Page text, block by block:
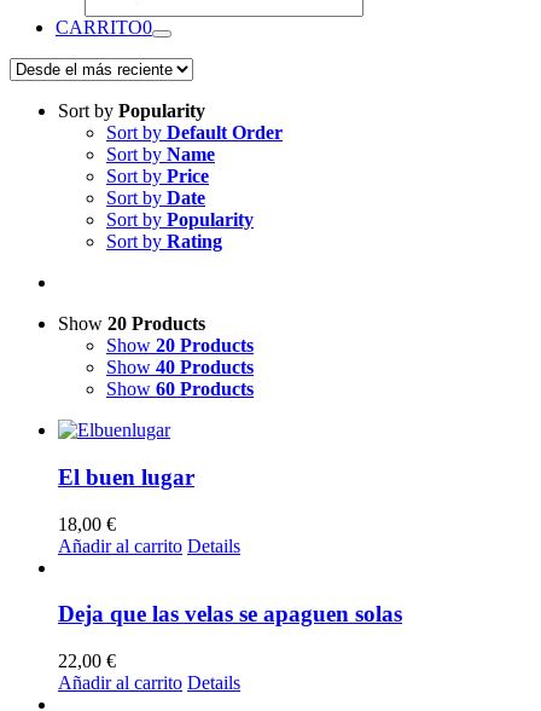
CARRITO0
Sort by Popularity
Sort by Default Order
Sort by Name
Sort by Price
Sort by Date
Sort by Popularity
Sort by Rating
Show 20 Products
Show 20 Products
Show 40 Products
Show 60 Products
El buen lugar
18,00 €
Añadir al carrito Details
Deja que las velas se apaguen solas
22,00 €
Añadir al carrito Details